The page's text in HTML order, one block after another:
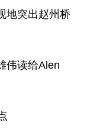
地突出赵州桥
伟读给Alen